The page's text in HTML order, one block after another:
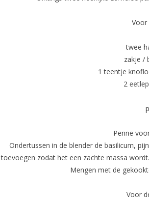
Voor
twee
zakje /
1 teentje
2
Penne
Ondertussen in de blender de basilicum,
toevoegen zodat het een zachte massa
Mengen met de
Voor